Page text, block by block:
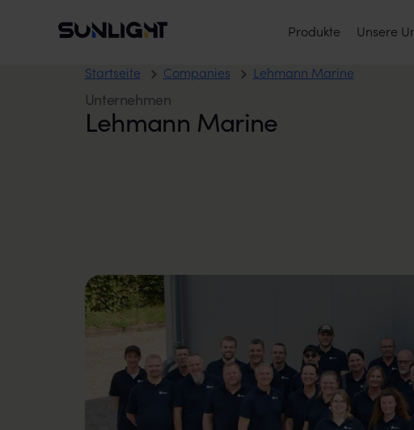
Sunlight Group
Hauptmenü
Produkte Unsere
Startseite Companies Lehmann Marine
Unternehmen
Lehmann Marine